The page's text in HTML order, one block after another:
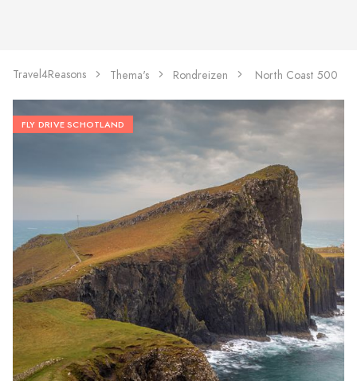
Travel4Reasons Thema's Rondreizen North Coast 500
FLY DRIVE SCHOTLAND